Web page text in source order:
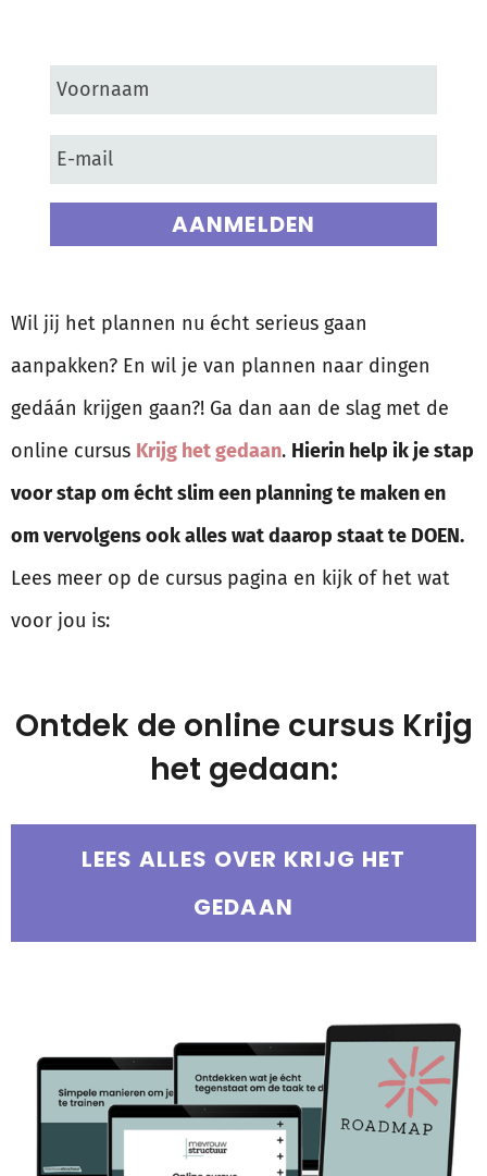
AANMELDEN
Wil jij het plannen nu écht serieus gaan
aanpakken? En wil je van plannen naar dingen
gedáán krijgen gaan?! Ga dan aan de slag met de
online cursus Krijg het gedaan. Hierin help ik je stap
voor stap om écht slim een planning te maken en
om vervolgens ook alles wat daarop staat te DOEN.
Lees meer op de cursus pagina en kijk of het wat
voor jou is:
Ontdek de online cursus Krijg
het gedaan:
LEES ALLES OVER KRIJG HET
GEDAAN